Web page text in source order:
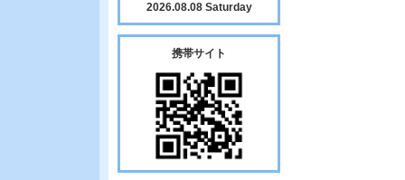
2026.08.08 Saturday
携帯サイト